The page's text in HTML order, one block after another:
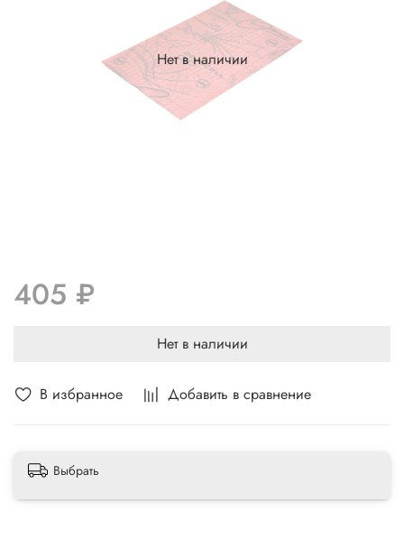
В избранное Добавить в сравнение
Нет в наличии
405 ₽
Нет в наличии
Выбрать